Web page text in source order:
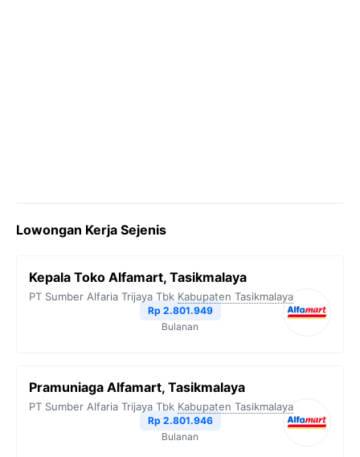
Lowongan Kerja Sejenis
Kepala Toko Alfamart, Tasikmalaya
PT Sumber Alfaria Trijaya Tbk Kabupaten Tasikmalaya
Rp 2.801.949
Bulanan
Pramuniaga Alfamart, Tasikmalaya
PT Sumber Alfaria Trijaya Tbk Kabupaten Tasikmalaya
Rp 2.801.946
Bulanan